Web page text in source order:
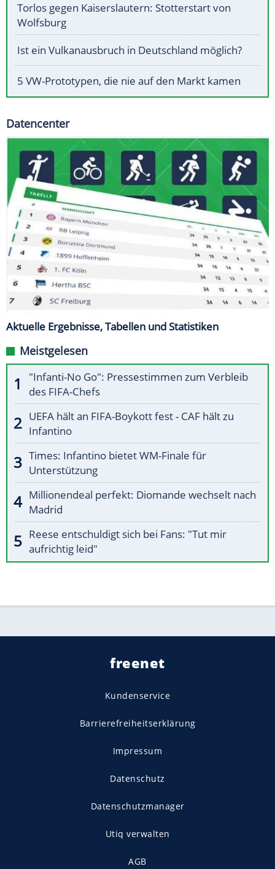
Torlos gegen Kaiserslautern: Stotterstart von
Wolfsburg
Ist ein Vulkanausbruch in Deutschland möglich?
5 VW-Prototypen, die nie auf den Markt kamen
Datencenter
Aktuelle Ergebnisse, Tabellen und Statistiken
Meistgelesen
"Infanti-No Go": Pressestimmen zum Verbleib
des FIFA-Chefs
UEFA hält an FIFA-Boykott fest - CAF hält zu
Infantino
Times: Infantino bietet WM-Finale für
Unterstützung
Millionendeal perfekt: Diomande wechselt nach
Madrid
Reese entschuldigt sich bei Fans: "Tut mir
aufrichtig leid"
freenet
Kundenservice
Barrierefreiheitserklärung
Impressum
Datenschutz
Datenschutzmanager
Utiq verwalten
AGB